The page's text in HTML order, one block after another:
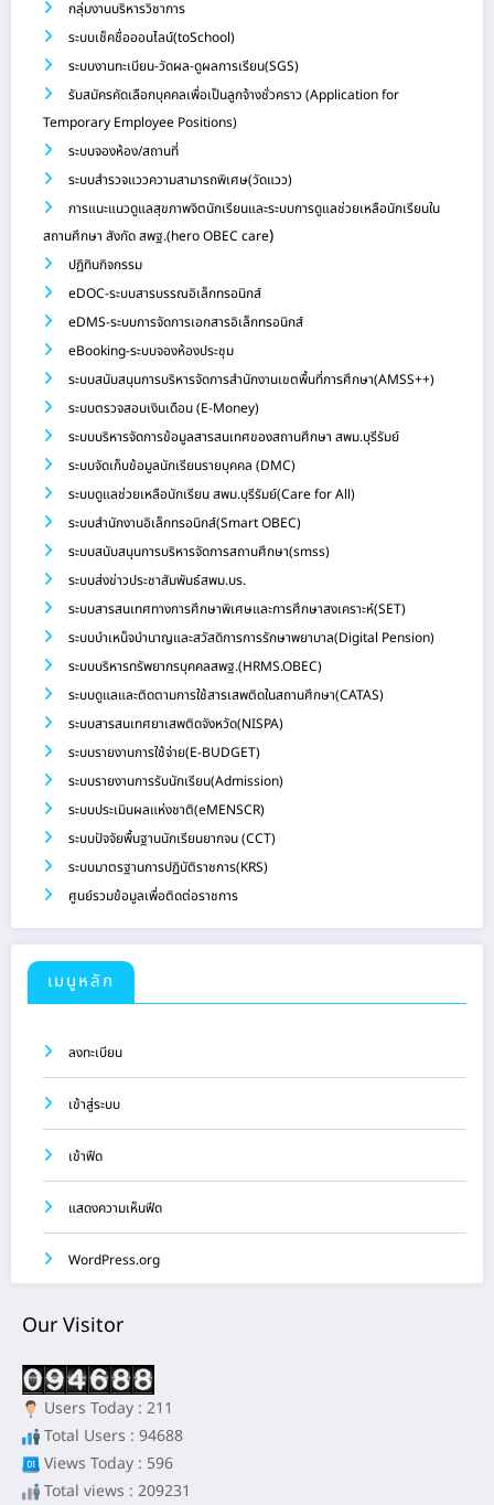
กลุ่มงานบริหารวิชาการ
ระบบเช็คชื่อออนไลน์(toSchool)
ระบบงานทะเบียน-วัดผล-ดูผลการเรียน(SGS)
รับสมัครคัดเลือกบุคคลเพื่อเป็นลูกจ้างชั่วคราว (Application for
Temporary Employee Positions)
ระบบจองห้อง/สถานที่
ระบบสำรวจแววความสามารถพิเศษ(วัดแวว)
การแนะแนวดูแลสุขภาพจิตนักเรียนและระบบการดูแลช่วยเหลือนักเรียนใน
สถานศึกษา สังกัด สพฐ.(hero OBEC care)
ปฏิทินกิจกรรม
eDOC-ระบบสารบรรณอิเล็กทรอนิกส์
eDMS-ระบบการจัดการเอกสารอิเล็กทรอนิกส์
eBooking-ระบบจองห้องประชุม
ระบบสนับสนุนการบริหารจัดการสำนักงานเขตพื้นที่การศึกษา(AMSS++)
ระบบตรวจสอบเงินเดือน (E-Money)
ระบบบริหารจัดการข้อมูลสารสนเทศของสถานศึกษา สพม.บุรีรัมย์
ระบบจัดเก็บข้อมูลนักเรียนรายบุคคล (DMC)
ระบบดูแลช่วยเหลือนักเรียน สพม.บุรีรัมย์(Care for All)
ระบบสำนักงานอิเล็กทรอนิกส์(Smart OBEC)
ระบบสนับสนุนการบริหารจัดการสถานศึกษา(smss)
ระบบส่งข่าวประชาสัมพันธ์สพม.บร.
ระบบสารสนเทศทางการศึกษาพิเศษและการศึกษาสงเคราะห์(SET)
ระบบบำเหน็จบำนาญและสวัสดิการการรักษาพยาบาล(Digital Pension)
ระบบบริหารทรัพยากรบุคคลสพฐ.(HRMS.OBEC)
ระบบดูแลและติดตามการใช้สารเสพติดในสถานศึกษา(CATAS)
ระบบสารสนเทศยาเสพติดจังหวัด(NISPA)
ระบบรายงานการใช้จ่าย(E-BUDGET)
ระบบรายงานการรับนักเรียน(Admission)
ระบบประเมินผลแห่งชาติ(eMENSCR)
ระบบปัจจัยพื้นฐานนักเรียนยากจน (CCT)
ระบบมาตรฐานการปฏิบัติราชการ(KRS)
ศูนย์รวมข้อมูลเพื่อติดต่อราชการ
เมนูหลัก
ลงทะเบียน
เข้าสู่ระบบ
เข้าฟีด
แสดงความเห็นฟีด
WordPress.org
Our Visitor
Users Today : 211
Total Users : 94688
Views Today : 596
Total views : 209231